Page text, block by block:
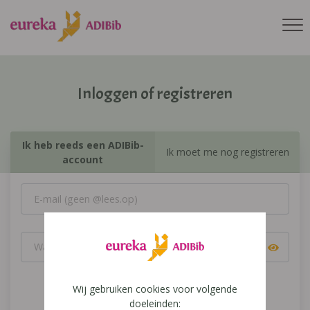
Inloggen of registreren
Ik heb reeds een ADIBib-
account
Ik moet me nog registreren
Inloggen
Wij gebruiken cookies voor volgende
doeleinden: